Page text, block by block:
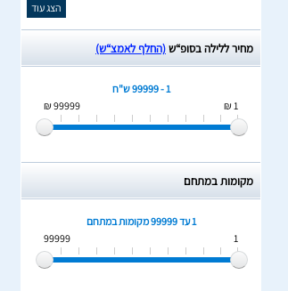
הצג עוד
מחיר ללילה בסופ“ש(החלף לאמצ“ש)
1 - 99999 ש"ח
1 ₪
99999 ₪
מקומות במתחם
1 עד 99999
מקומות במתחם
1
99999